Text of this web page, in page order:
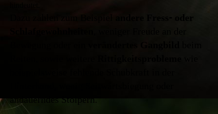
andere Fress- oder
andauerndes Stolpern.